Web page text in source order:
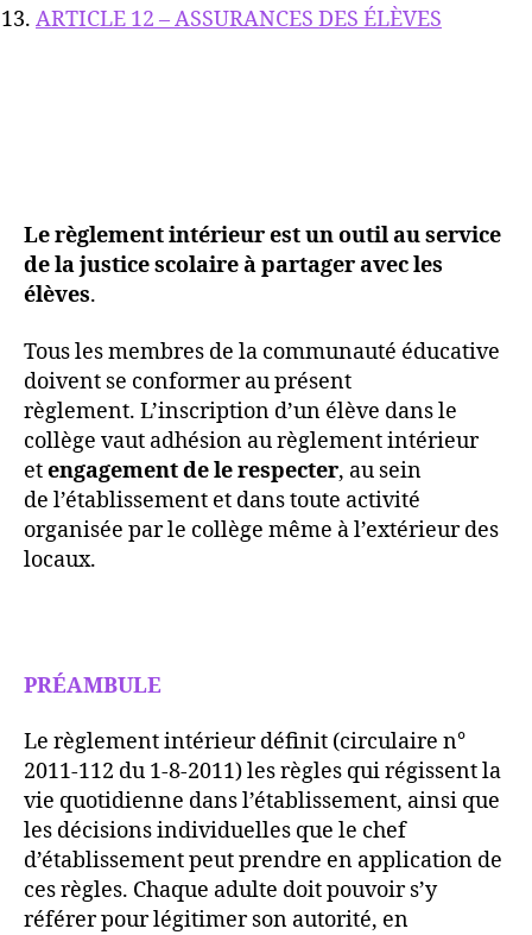
ARTICLE 12 – ASSURANCES DES ÉLÈVES
Le règlement intérieur est un outil au service
de la justice scolaire à partager avec les
élèves.
Tous les membres de la communauté éducative
doivent se conformer au présent
règlement. L’inscription d’un élève dans le
collège vaut adhésion au règlement intérieur
etengagement de le respecter, au sein
de l’établissement et dans toute activité
organisée par le collège même à l’extérieur des
locaux.
PRÉAMBULE
Le règlement intérieur définit (circulaire n°
2011-112 du 1-8-2011) les règles qui régissent la
vie quotidienne dans l’établissement, ainsi que
les décisions individuelles que le chef
d’établissement peut prendre en application de
ces règles. Chaque adulte doit pouvoir s’y
référer pour légitimer son autorité, en